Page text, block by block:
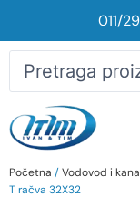
011/
Početna /Vodovod i
T račva 32X32